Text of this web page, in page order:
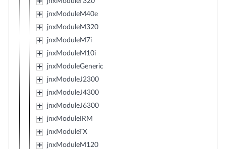
jnxModuleM40e
jnxModuleM320
jnxModuleM7i
jnxModuleM10i
jnxModuleGeneric
jnxModuleJ2300
jnxModuleJ4300
jnxModuleJ6300
jnxModuleIRM
jnxModuleTX
jnxModuleM120